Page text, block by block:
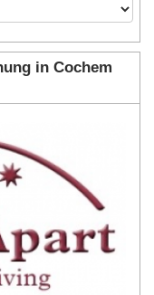
in Cochem